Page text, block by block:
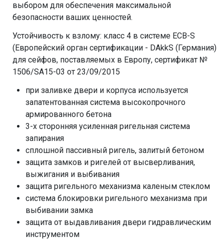
выбором для обеспечения максимальной
безопасности ваших ценностей.
Устойчивость к взлому: класс 4 в системе ECB-S
(Европейский орган сертификации - DAkkS (Германия)
для сейфов, поставляемых в Европу, сертификат №
1506/SA15-03 от 23/09/2015
при заливке двери и корпуса используется
запатентованная система высокопрочного
армированного бетона
3-х сторонняя усиленная ригельная система
запирания
сплошной пассивный ригель, залитый бетоном
защита замков и ригелей от высверливания,
выжигания и выбивания
защита ригельного механизма каленым стеклом
система блокировки ригельного механизма при
выбивании замка
защита от выдавливания двери гидравлическим
инструментом